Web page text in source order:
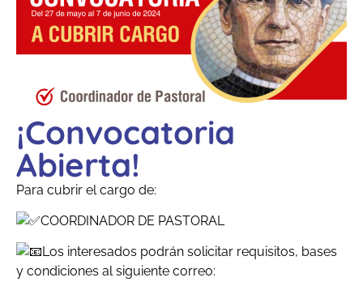
¡Convocatoria
Abierta!
Para cubrir el cargo de:
COORDINADOR DE PASTORAL
Los interesados podrán solicitar requisitos, bases
y condiciones al siguiente correo: